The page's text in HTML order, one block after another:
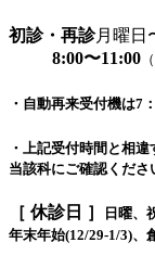
初診・再診月曜日
8:00〜11:00
・自動再来受付機は7
・上記受付時間と相違
当該科にご確認くださ
［ 休診日 ］
日曜、
年末年始(12/29-1/3)、